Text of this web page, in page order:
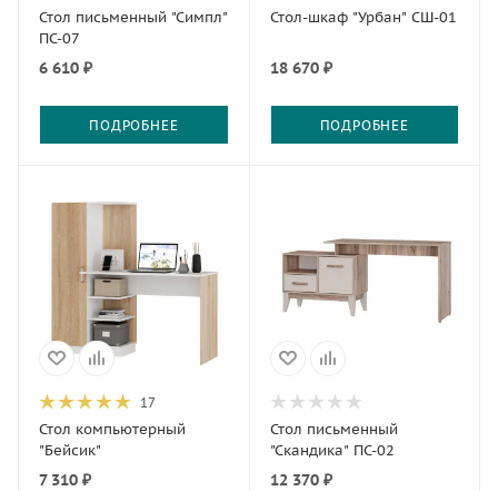
Стол письменный "Симпл"
ПС-07
6 610 ₽
ПОДРОБНЕЕ
Стол-шкаф "Урбан" СШ-01
18 670 ₽
ПОДРОБНЕЕ
17
Стол компьютерный
"Бейсик"
7 310 ₽
Стол письменный
"Скандика" ПС-02
12 370 ₽